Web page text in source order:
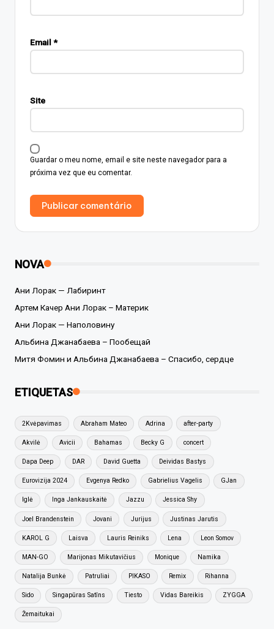
Email *
Site
Guardar o meu nome, email e site neste navegador para a
próxima vez que eu comentar.
NOVA
Ани Лорак — Лабиринт
Артем Качер Ани Лорак – Материк
Ани Лорак — Наполовину
Альбина Джанабаева – Пообещай
Митя Фомин и Альбина Джанабаева – Спасибо, сердце
ETIQUETAS
2Kvėpavimas Abraham Mateo Adrina after-party
Akvilė Avicii Bahamas Becky G concert
Dapa Deep DAR David Guetta Deividas Bastys
Eurovizija 2024 Evgenya Redko Gabrielius Vagelis GJan
Iglė Inga Jankauskaitė Jazzu Jessica Shy
Joel Brandenstein Jovani Jurijus Justinas Jarutis
KAROL G Laisva Lauris Reiniks Lena Leon Somov
MAN-GO Marijonas Mikutavičius Monique Namika
Natalija Bunkė Patruliai PIKASO Remix Rihanna
Sido Singapūras Satīns Tiesto Vidas Bareikis ZYGGA
Žemaitukai